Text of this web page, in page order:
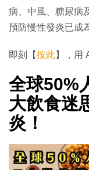
病、中風、糖尿病
預防慢性發炎已成
即刻【按此】，用
全球50%
大飲食迷
炎！